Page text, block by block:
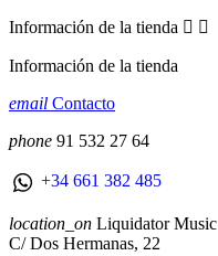
Información de la tienda  
Información de la tienda
email Contacto
phone 91 532 27 64
+34 661 382 485
location_on Liquidator Music
C/ Dos Hermanas, 22